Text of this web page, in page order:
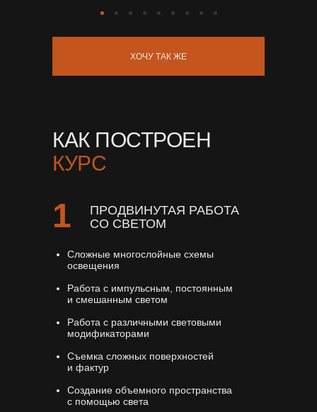
ХОЧУ ТАК ЖЕ
ПРОДВИНУТАЯ РАБОТА
СО СВЕТОМ
Сложные многослойные схемы
освещения
Работа с импульсным, постоянным
и смешанным светом
Работа с различными световыми
модификаторами
Съемка сложных поверхностей
и фактур
Создание объемного пространства
с помощью света
КАК ПОСТРОЕН
КУРС
1